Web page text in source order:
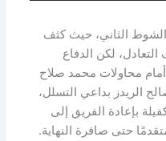
الشوط الثاني، حيث كثف
لكن الدفاع
أمام محاولات محمد صلاح
الريدز بداعي التسلل،
بإعادة الفريق إلى
حتى صافرة النهاية.